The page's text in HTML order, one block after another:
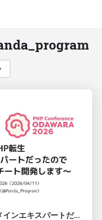
レガシーPHP転生 〜父がドメインエキスパートだったのでDDD+Claude Codeでチート開発します〜